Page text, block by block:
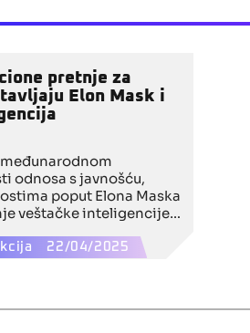
pretnje za
Elon Mask i
odnosa s javnošću,
poput Elona Maska
veštačke inteligencije
brendova u digitalnom
22/04/2025